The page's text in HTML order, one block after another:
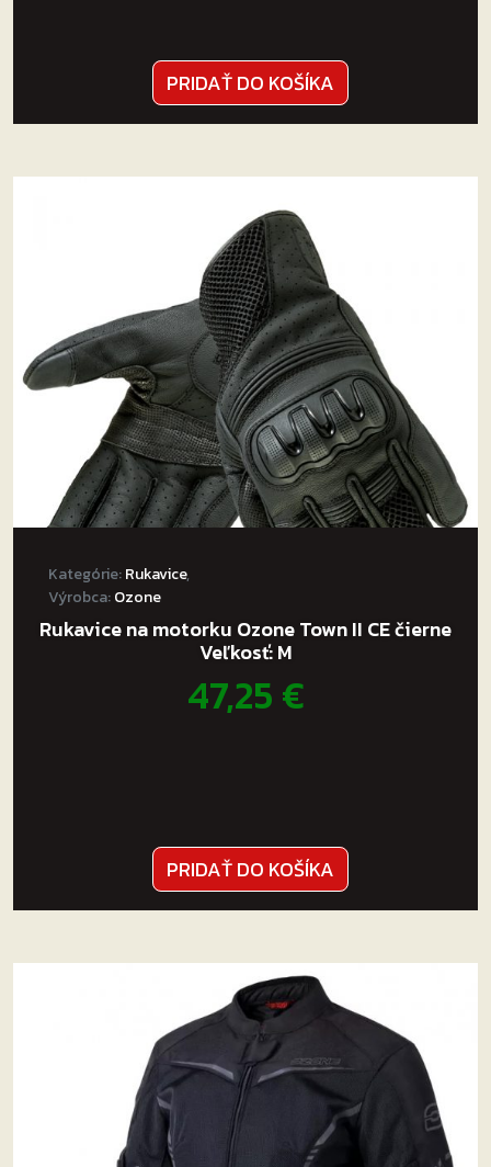
PRIDAŤ DO KOŠÍKA
Kategórie:Rukavice,
Výrobca:Ozone
Rukavice na motorku Ozone Town II CE čierne
Veľkosť: M
47,25€
PRIDAŤ DO KOŠÍKA